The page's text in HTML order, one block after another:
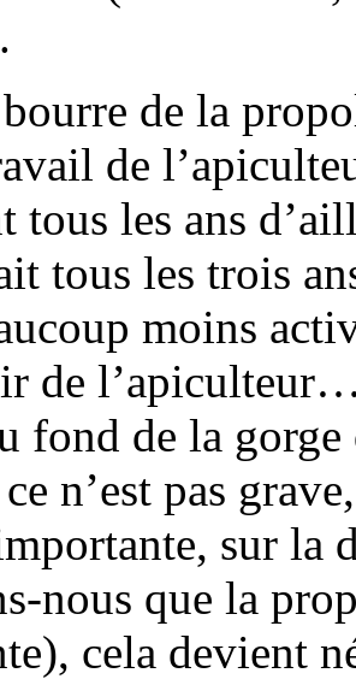
de la
de
tous les ans
tous les trois
moins
de
fond de la
n’est pas
sur la
nous que la
cela devient